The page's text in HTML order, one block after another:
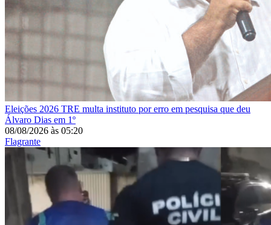
Eleições 2026 TRE multa instituto por erro em pesquisa que deu
Álvaro Dias em 1º
08/08/2026 às 05:20
Flagrante